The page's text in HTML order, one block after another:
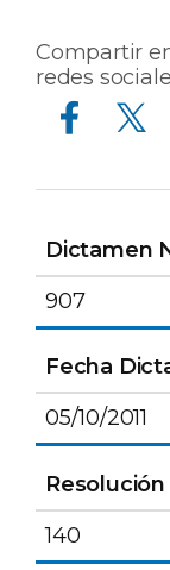
Compartir
redes
Compartir en Facebook Compartir en Twitter
Dictamen
907
Fecha
05/10/2011
Resolución
140